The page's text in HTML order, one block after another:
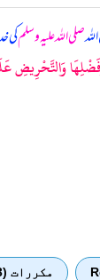
صلی اللہ علیہ وسلمکی
وَالتَّحْرِيضِ
مكررات (3)